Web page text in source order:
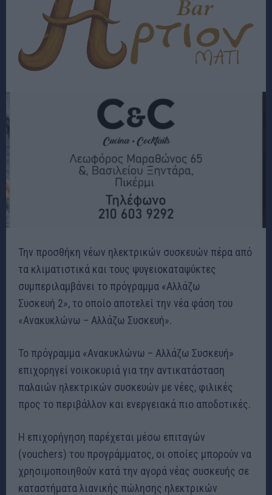
Την προσθήκη νέων ηλεκτρικών συσκευών πέρα από
τα κλιματιστικά και τους ψυγειοκαταψύκτες
συμπεριλαμβάνει το πρόγραμμα «Αλλάζω
Συσκευή 2», το οποίο αποτελεί την νέα φάση του
«Ανακυκλώνω – Αλλάζω Συσκευή».
Το πρόγραμμα «Ανακυκλώνω – Αλλάζω Συσκευή»
επιχορηγεί νοικοκυριά για την αντικατάσταση
παλαιών ηλεκτρικών συσκευών με νέες, φιλικές
προς το περιβάλλον και ενεργειακά πιο αποδοτικές.
Η επιχορήγηση παρέχεται μέσω επιταγών
(vouchers) του προγράμματος, οι οποίες μπορούν να
χρησιμοποιηθούν κατά την αγορά νέας συσκευής σε
καταστήματα λιανικής πώλησης ηλεκτρικών